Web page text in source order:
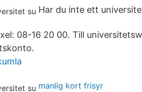
Har du inte ett
08-16 20 00. Till
manlig kort frisyr